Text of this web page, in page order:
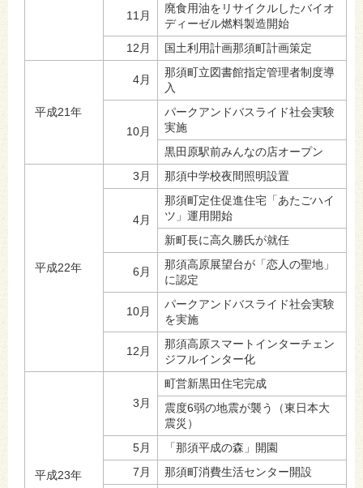
11月
廃食用油をリサイクルしたバイオ
ディーゼル燃料製造開始
12月
国土利用計画那須町計画策定
平成21年
4月
那須町立図書館指定管理者制度導
入
10月
パークアンドバスライド社会実験
実施
黒田原駅前みんなの店オープン
平成22年
3月 那須中学校夜間照明設置
4月
那須町定住促進住宅「あたごハイ
ツ」運用開始
新町長に高久勝氏が就任
6月
那須高原展望台が「恋人の聖地」
に認定
10月
パークアンドバスライド社会実験
を実施
12月
那須高原スマートインターチェン
ジフルインター化
平成23年
3月
町営新黒田住宅完成
震度6弱の地震が襲う（東日本大
震災）
5月
「那須平成の森」開園
7月
那須町消費生活センター開設